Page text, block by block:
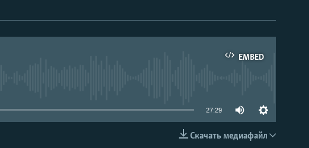
EMBED
EMBED
27:29
Скачать медиафайл